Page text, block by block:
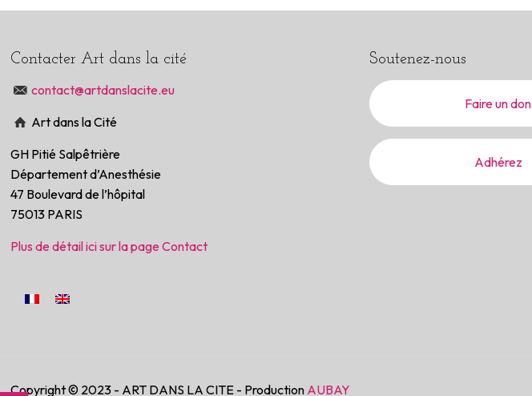
Contacter Art dans la cité
contact@artdanslacite.eu
Art dans la Cité
GH Pitié Salpêtrière
Département d’Anesthésie
47 Boulevard de l’hôpital
75013 PARIS
Plus de détail ici sur la page Contact
Soutenez-nous
Faire un don
Adhérez
Copyright © 2023 - ART DANS LA CITE - Production AUBAY